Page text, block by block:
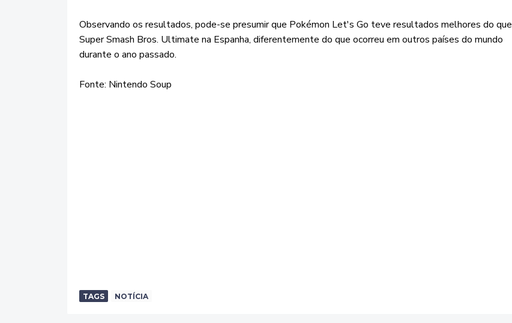
Observando os resultados, pode-se presumir que Pokémon Let's Go teve resultados melhores do que
Super Smash Bros. Ultimate na Espanha, diferentemente do que ocorreu em outros países do mundo
durante o ano passado.
Fonte: Nintendo Soup
TAGS NOTÍCIA